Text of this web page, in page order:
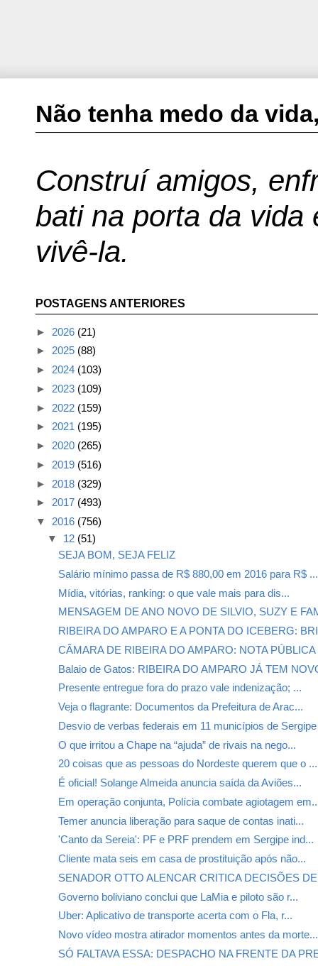
Não tenha medo da
Construí amigos,
bati na porta da vida
vivê-la.
POSTAGENS ANTERIORES
► 2026 (21)
► 2025 (88)
► 2024 (103)
► 2023 (109)
► 2022 (159)
► 2021 (195)
► 2020 (265)
► 2019 (516)
► 2018 (329)
► 2017 (493)
▼ 2016 (756)
▼ 12 (51)
SEJA BOM, SEJA FELIZ
Salário mínimo passa de R$ 880,00 em 2016 para R$ ...
Mídia, vitórias, ranking: o que vale mais para dis...
MENSAGEM DE ANO NOVO DE SILVIO, SUZY E
RIBEIRA DO AMPARO E A PONTA DO ICEBERG:
CÂMARA DE RIBEIRA DO AMPARO: NOTA PÚBLICA
Balaio de Gatos: RIBEIRA DO AMPARO JÁ TEM
Presente entregue fora do prazo vale indenização; ...
Veja o flagrante: Documentos da Prefeitura de Arac...
Desvio de verbas federais em 11 municípios de Sergipe
O que irritou a Chape na “ajuda” de rivais na nego...
20 coisas que as pessoas do Nordeste querem que o ...
É oficial! Solange Almeida anuncia saída da Aviões...
Em operação conjunta, Polícia combate agiotagem
Temer anuncia liberação para saque de contas inati...
'Canto da Sereia': PF e PRF prendem em Sergipe ind...
Cliente mata seis em casa de prostituição após não...
SENADOR OTTO ALENCAR CRITICA DECISÕES
Governo boliviano conclui que LaMia e piloto são r...
Uber: Aplicativo de transporte acerta com o Fla, r...
Novo vídeo mostra atirador momentos antes da morte...
SÓ FALTAVA ESSA: DESPACHO NA FRENTE DA